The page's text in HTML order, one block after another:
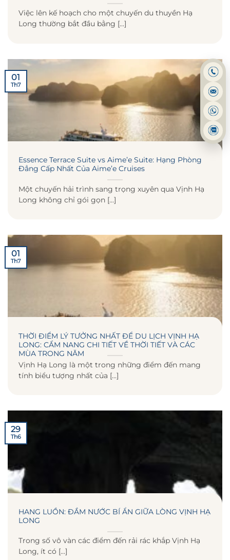
Việc lên kế hoạch cho một chuyến du thuyền Hạ
Long thường bắt đầu bằng [...]
Essence Terrace Suite vs Aime’e Suite: Hạng Phòng
Đẳng Cấp Nhất Của Aime’e Cruises
Một chuyến hải trình sang trọng xuyên qua Vịnh Hạ
Long không chỉ gói gọn [...]
01
Th7
THỜI ĐIỂM LÝ TƯỞNG NHẤT ĐỂ DU LỊCH VỊNH HẠ
LONG: CẨM NANG CHI TIẾT VỀ THỜI TIẾT VÀ CÁC
MÙA TRONG NĂM
Vịnh Hạ Long là một trong những điểm đến mang
tính biểu tượng nhất của [...]
01
Th7
HANG LUỒN: ĐẦM NƯỚC BÍ ẨN GIỮA LÒNG VỊNH HẠ
LONG
Trong số vô vàn các điểm đến rải rác khắp Vịnh Hạ
Long, ít có [...]
29
Th6